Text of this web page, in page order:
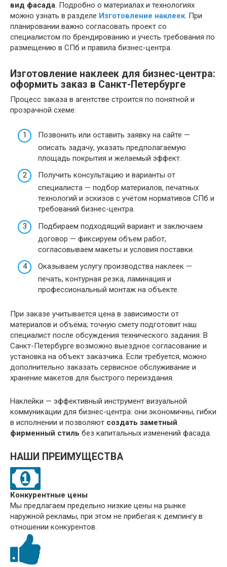
вид фасада. Подробно о материалах и технологиях
можно узнать в разделе Изготовление наклеек. При
планировании важно согласовать проект со
специалистом по брендированию и учесть требования по
размещению в СПб и правила бизнес-центра.
Изготовление наклеек для бизнес-центра:
оформить заказ в Санкт-Петербурге
Процесс заказа в агентстве строится по понятной и
прозрачной схеме:
Позвонить или оставить заявку на сайте —
описать задачу, указать предполагаемую
площадь покрытия и желаемый эффект.
Получить консультацию и варианты от
специалиста — подбор материалов, печатных
технологий и эскизов с учётом нормативов СПб и
требований бизнес-центра.
Подбираем подходящий вариант и заключаем
договор — фиксируем объем работ,
согласовываем макеты и условия поставки.
Оказываем услугу производства наклеек —
печать, контурная резка, ламинация и
профессиональный монтаж на объекте.
При заказе учитывается цена в зависимости от
материалов и объёма; точную смету подготовит наш
специалист после обсуждения технического задания. В
Санкт-Петербурге возможно выездное согласование и
установка на объект заказчика. Если требуется, можно
дополнительно заказать сервисное обслуживание и
хранение макетов для быстрого переиздания.
Наклейки — эффективный инструмент визуальной
коммуникации для бизнес-центра: они экономичны, гибки
в исполнении и позволяют создать заметный
фирменный стиль без капитальных изменений фасада.
НАШИ ПРЕИМУЩЕСТВА
Конкурентные цены
Мы предлагаем предельно низкие цены на рынке
наружной рекламы, при этом не прибегая к демпингу в
отношении конкурентов.